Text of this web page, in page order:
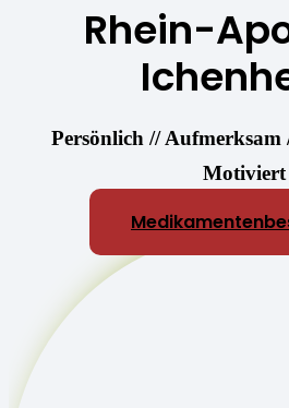
Rhein-
Persönlich // Aufmerksam
Motiviert